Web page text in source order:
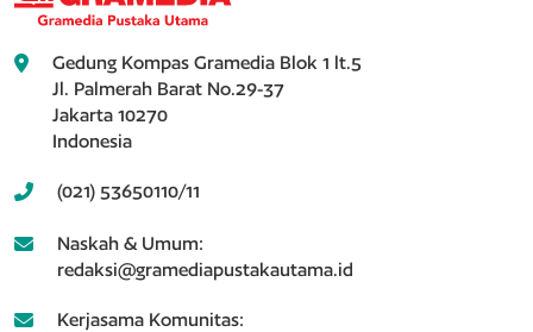
Gedung Kompas Gramedia Blok 1 lt.5
Jl. Palmerah Barat No.29-37
Jakarta 10270
Indonesia
(021) 53650110/11
Naskah & Umum:
redaksi@gramediapustakautama.id
Kerjasama Komunitas: